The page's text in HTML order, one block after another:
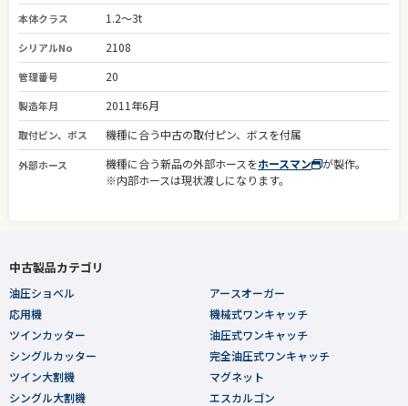
本体クラス 1.2～3t
シリアルNo 2108
管理番号 20
製造年月 2011年6月
取付ピン、ボス 機種に合う中古の取付ピン、ボスを付属
外部ホース 機種に合う新品の外部ホースをホースマン
が製作。
※内部ホースは現状渡しになります。
中古製品カテゴリ
油圧ショベル
応用機
ツインカッター
シングルカッター
ツイン大割機
シングル大割機
アースオーガー
機械式ワンキャッチ
油圧式ワンキャッチ
完全油圧式ワンキャッチ
マグネット
エスカルゴン